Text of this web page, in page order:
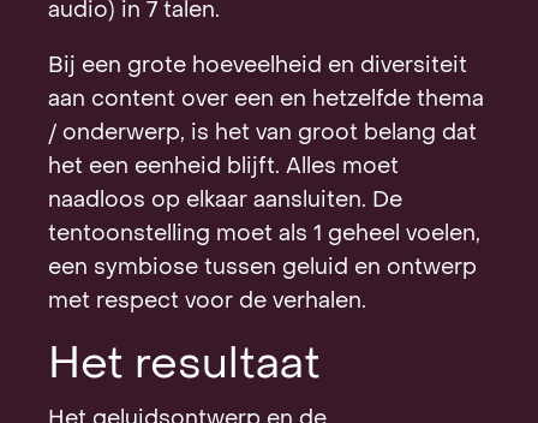
audio) in 7 talen.
Bij een grote hoeveelheid en diversiteit
aan content over een en hetzelfde thema
/ onderwerp, is het van groot belang dat
het een eenheid blijft. Alles moet
naadloos op elkaar aansluiten. De
tentoonstelling moet als 1 geheel voelen,
een symbiose tussen geluid en ontwerp
met respect voor de verhalen.
Het resultaat